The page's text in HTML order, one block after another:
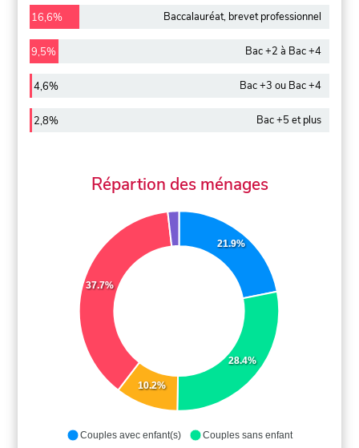
16,6% Baccalauréat, brevet professionnel
9,5% Bac +2 à Bac +4
4,6% Bac +3 ou Bac +4
2,8% Bac +5 et plus
Répartion des ménages
21.9%
28.4%
10.2%
37.7%
Couples avec enfant(s)
Couples sans enfant